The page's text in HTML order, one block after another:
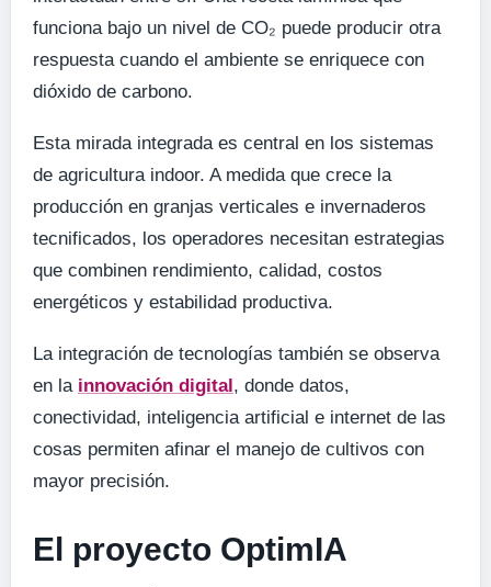
funciona bajo un nivel de CO₂ puede producir otra
respuesta cuando el ambiente se enriquece con
dióxido de carbono.
Esta mirada integrada es central en los sistemas
de agricultura indoor. A medida que crece la
producción en granjas verticales e invernaderos
tecnificados, los operadores necesitan estrategias
que combinen rendimiento, calidad, costos
energéticos y estabilidad productiva.
La integración de tecnologías también se observa
en la innovación digital, donde datos,
conectividad, inteligencia artificial e internet de las
cosas permiten afinar el manejo de cultivos con
mayor precisión.
El proyecto OptimIA